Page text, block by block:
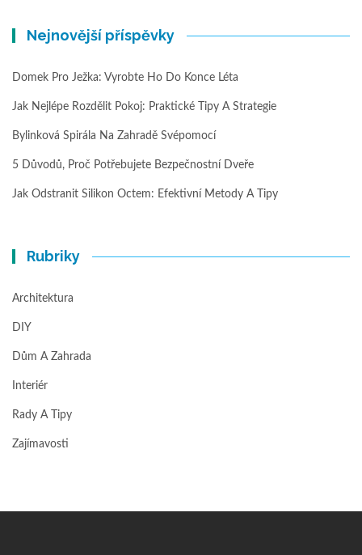
Nejnovější příspěvky
Domek Pro Ježka: Vyrobte Ho Do Konce Léta
Jak Nejlépe Rozdělit Pokoj: Praktické Tipy A Strategie
Bylinková Spirála Na Zahradě Svépomocí
5 Důvodů, Proč Potřebujete Bezpečnostní Dveře
Jak Odstranit Silikon Octem: Efektivní Metody A Tipy
Rubriky
Architektura
DIY
Dům A Zahrada
Interiér
Rady A Tipy
Zajímavosti